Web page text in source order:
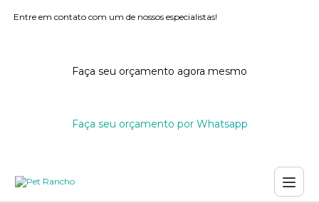
Entre em contato com um de nossos especialistas!
Faça seu orçamento agora mesmo
Faça seu orçamento por Whatsapp